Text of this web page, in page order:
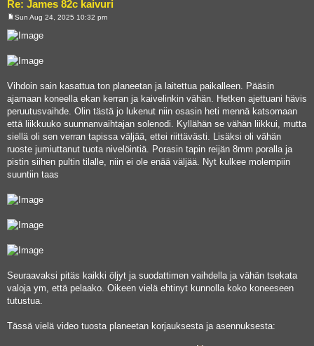
Re: James 82c kaivuri
o
s
Sun Aug 24, 2025 10:32 pm
Vihdoin sain kasattua ton planeetan ja laitettua paikalleen. Pääsin
ajamaan koneella ekan kerran ja kaivelinkin vähän. Hetken ajettuani hävis
peruutusvaihde. Olin tästä jo lukenut niin osasin heti mennä katsomaan
että liikkuuko suunnanvaihtajan solenodi. Kyllähän se vähän liikkui, mutta
siellä oli sen verran tapissa väljää, ettei riittävästi. Lisäksi oli vähän
ruoste jumiuttanut tuota nivelöintiä. Porasin tapin reijän 8mm poralla ja
pistin siihen pultin tilalle, niin ei ole enää väljää. Nyt kulkee molempiin
suuntiin taas
Seuraavaksi pitäs kaikki öljyt ja suodattimen vaihdella ja vähän tsekata
valoja ym, että pelaako. Oikeen vielä ehtinyt kunnolla koko koneeseen
tutustua.
Tässä vielä video tuosta planeetan korjauksesta ja asennuksesta: